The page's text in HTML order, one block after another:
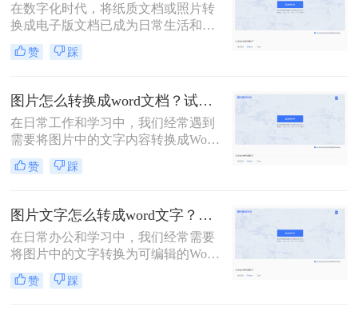
在数字化时代，将纸质文档或照片转
换成电子版文档已成为日常生活和工
作中不可或缺的一部分。这不仅便于
存储、共享和编辑，还能有效减少纸
把图片转换成电子版文档呢？本文将
详细介绍几种将图片转换成电子版文
档的方法，帮助您轻松实现这一转换
过程。
赞 踩
图片怎么转换成word文档？试试这四个方法！
在日常工作和学习中，我们经常遇到
需要将图片中的文字内容转换成Word
文档的情况。这可能是因为图片中的
信息需要编辑、修改或进一步处理，
效。幸运的是，随着技术的发展，现
在有多种方法可以将图片转换成Word
文档，让这一过程变得简单快捷。本
文将为您详细介绍图片怎么转换成
word文档，包括使用OCR技术、在线
转换工具、桌面软件以及手机应用等
赞 踩
图片文字怎么转成word文字？教你两个方法免费转换！
在日常办公和学习中，我们经常需要
将图片中的文字转换为可编辑的Word
文档。这一需求在资料整理、笔记制
作以及信息提取等场景中尤为常见。
赞 踩